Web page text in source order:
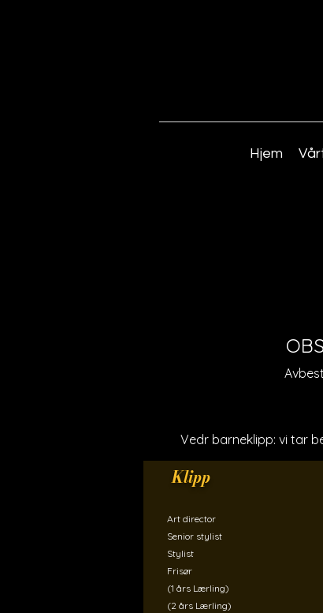
Hjem
Vedr barneklipp: vi tar
Klipp
Art director 1
Senior stylist 1
Stylist 1
Frisør 1
(1 års Lærling)
(2 års Lærling)